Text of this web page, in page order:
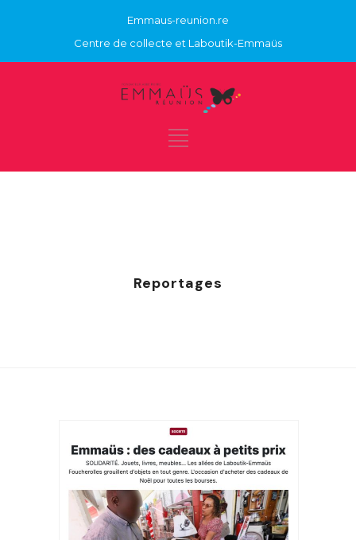
Emmaus-reunion.re
Centre de collecte et Laboutik-Emmaüs
Reportages